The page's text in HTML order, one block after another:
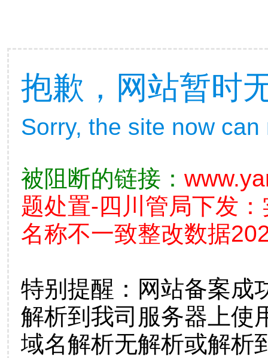
抱歉，网站暂时
Sorry, the site now
被阻断的链接：
题处置-四川管局下发
名称不一致整改数据
特别提醒：网站备案成
解析到我司服务器上使
域名解析无解析或解析